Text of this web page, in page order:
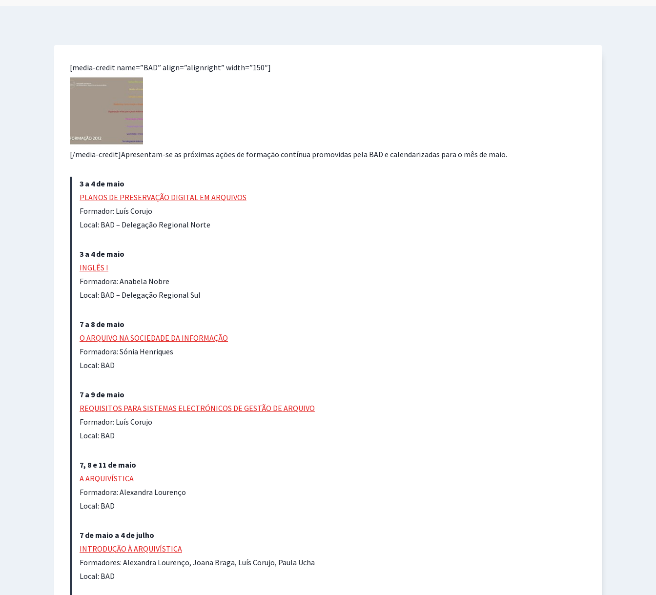
[media-credit name=”BAD” align=”alignright” width=”150″]
[/media-credit]Apresentam-se as próximas ações de formação contínua promovidas pela BAD e calendarizadas para o mês de maio.
3 a 4 de maio
PLANOS DE PRESERVAÇÃO DIGITAL EM ARQUIVOS
Formador: Luís Corujo
Local: BAD – Delegação Regional Norte
3 a 4 de maio
INGLÊS I
Formadora: Anabela Nobre
Local: BAD – Delegação Regional Sul
7 a 8 de maio
O ARQUIVO NA SOCIEDADE DA INFORMAÇÃO
Formadora: Sónia Henriques
Local: BAD
7 a 9 de maio
REQUISITOS PARA SISTEMAS ELECTRÓNICOS DE GESTÃO DE ARQUIVO
Formador: Luís Corujo
Local: BAD
7, 8 e 11 de maio
A ARQUIVÍSTICA
Formadora: Alexandra Lourenço
Local: BAD
7 de maio a 4 de julho
INTRODUÇÃO À ARQUIVÍSTICA
Formadores: Alexandra Lourenço, Joana Braga, Luís Corujo, Paula Ucha
Local: BAD